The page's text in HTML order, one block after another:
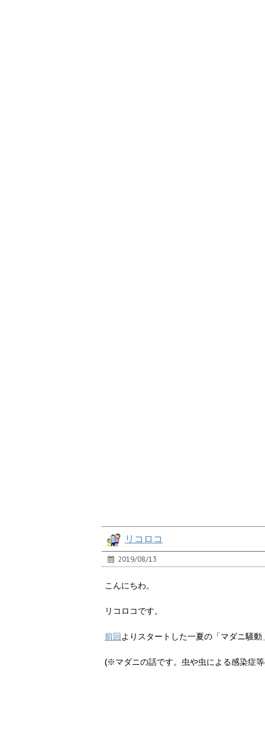
リコロコ
2019/08/13
こんにちわ。
リコロコです。
前回よりスタートした一夏の「マダニ騒動
(※マダニの話です。 虫や虫による感染症